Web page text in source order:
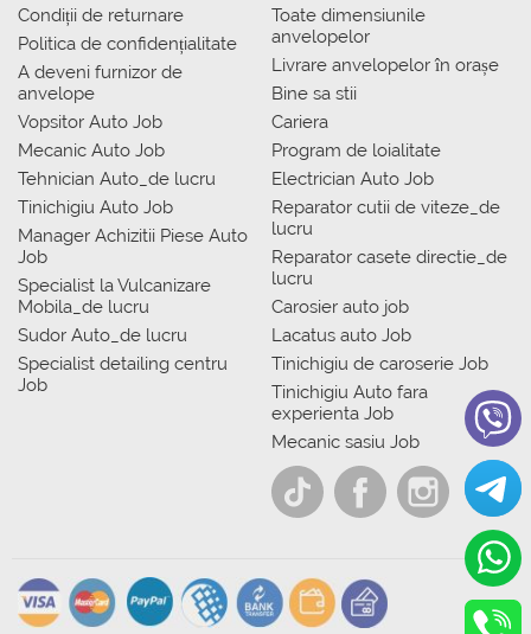
Condiții de returnare
Politica de confidențialitate
A deveni furnizor de
anvelope
Vopsitor Auto Job
Mecanic Auto Job
Tehnician Auto_de lucru
Tinichigiu Auto Job
Manager Achizitii Piese Auto
Job
Specialist la Vulcanizare
Mobila_de lucru
Sudor Auto_de lucru
Specialist detailing centru
Job
Toate dimensiunile
anvelopelor
Livrare anvelopelor în orașe
Bine sa stii
Cariera
Program de loialitate
Electrician Auto Job
Reparator cutii de viteze_de
lucru
Reparator casete directie_de
lucru
Carosier auto job
Lacatus auto Job
Tinichigiu de caroserie Job
Tinichigiu Auto fara
experienta Job
Mecanic sasiu Job